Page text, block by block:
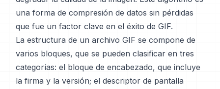
una forma de compresión de datos sin pérdidas
que fue un factor clave en el éxito de GIF.
La estructura de un archivo GIF se compone de
varios bloques, que se pueden clasificar en tres
categorías: el bloque de encabezado, que incluye
la firma y la versión; el descriptor de pantalla